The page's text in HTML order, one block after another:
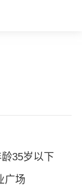
35岁以下
广场